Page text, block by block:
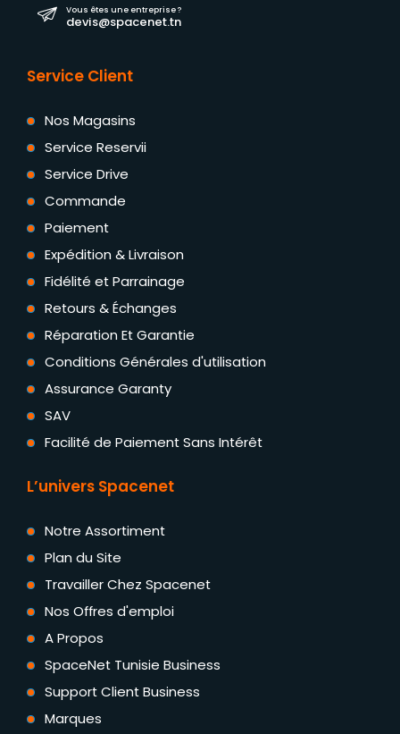
Vous êtes une entreprise ?
devis@spacenet.tn
Service Client
Nos Magasins
Service Reservii
Service Drive
Commande
Paiement
Expédition & Livraison
Fidélité et Parrainage
Retours & Échanges
Réparation Et Garantie
Conditions Générales d'utilisation
Assurance Garanty
SAV
Facilité de Paiement Sans Intérêt
L’univers Spacenet
Notre Assortiment
Plan du Site
Travailler Chez Spacenet
Nos Offres d'emploi
A Propos
SpaceNet Tunisie Business
Support Client Business
Marques